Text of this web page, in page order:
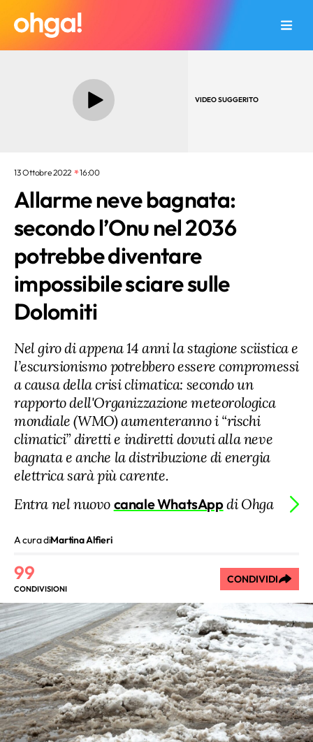
VIDEO SUGGERITO
13 Ottobre 2022 16:00
Allarme neve bagnata:
secondo l’Onu nel 2036
potrebbe diventare
impossibile sciare sulle
Dolomiti
Nel giro di appena 14 anni la stagione sciistica e
l’escursionismo potrebbero essere compromessi
a causa della crisi climatica: secondo un
rapporto dell'Organizzazione meteorologica
mondiale (WMO) aumenteranno i “rischi
climatici” diretti e indiretti dovuti alla neve
bagnata e anche la distribuzione di energia
elettrica sarà più carente.
Entra nel nuovo canale WhatsAppdi Ohga
A cura diMartina Alfieri
99
CONDIVISIONI
CONDIVIDI